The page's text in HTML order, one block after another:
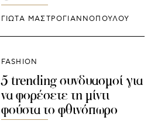
ΓΙΩΤΑ ΜΑΣΤΡΟΓΙΑΝΝΟΠΟΥΛΟΥ
FASHION
5 trending συνδυασμοί για
να φορέσετε τη μίντι
φούστα το φθινόπωρο